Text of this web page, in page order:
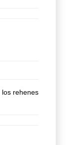
los rehenes